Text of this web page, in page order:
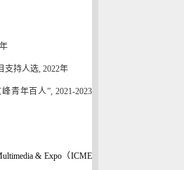
年
支持人选, 2022年
青年百人”, 2021-2023
& Expo（ICME